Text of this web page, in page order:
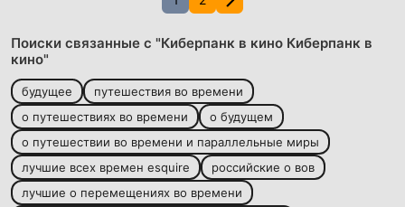
Поиски связанные с "Киберпанк в кино Киберпанк в
кино"
будущее
путешествия во времени
о путешествиях во времени
о будущем
о путешествии во времени и параллельные миры
лучшие всех времен esquire
российские о вов
лучшие о перемещениях во времени